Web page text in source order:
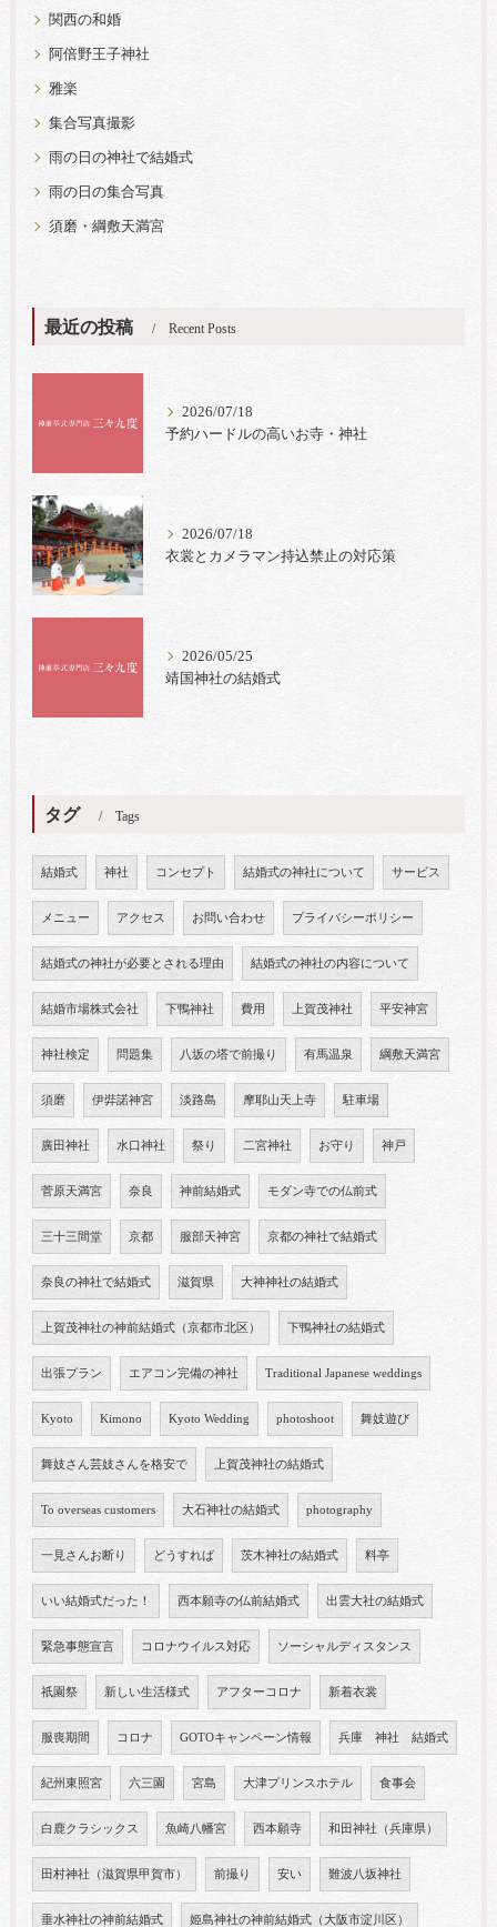
関西の和婚
阿倍野王子神社
雅楽
集合写真撮影
雨の日の神社で結婚式
雨の日の集合写真
須磨・綱敷天満宮
最近の投稿 Recent Posts
2026/07/18
予約ハードルの高いお寺・神社
2026/07/18
衣裳とカメラマン持込禁止の対応策
2026/05/25
靖国神社の結婚式
タグ Tags
結婚式 神社 コンセプト 結婚式の神社について サービス
メニュー アクセス お問い合わせ プライバシーポリシー
結婚式の神社が必要とされる理由 結婚式の神社の内容について
結婚市場株式会社 下鴨神社 費用 上賀茂神社 平安神宮
神社検定 問題集 八坂の塔で前撮り 有馬温泉 綱敷天満宮
須磨 伊弉諾神宮 淡路島 摩耶山天上寺 駐車場
廣田神社 水口神社 祭り 二宮神社 お守り 神戸
菅原天満宮 奈良 神前結婚式 モダン寺での仏前式
三十三間堂 京都 服部天神宮 京都の神社で結婚式
奈良の神社で結婚式 滋賀県 大神神社の結婚式
上賀茂神社の神前結婚式（京都市北区） 下鴨神社の結婚式
出張プラン エアコン完備の神社 Traditional Japanese weddings
Kyoto Kimono Kyoto Wedding photoshoot 舞妓遊び
舞妓さん芸妓さんを格安で 上賀茂神社の結婚式
To overseas customers 大石神社の結婚式 photography
一見さんお断り どうすれば 茨木神社の結婚式 料亭
いい結婚式だった！ 西本願寺の仏前結婚式 出雲大社の結婚式
緊急事態宣言 コロナウイルス対応 ソーシャルディスタンス
祇園祭 新しい生活様式 アフターコロナ 新着衣裳
服喪期間 コロナ GOTOキャンペーン情報 兵庫 神社 結婚式
紀州東照宮 六三園 宮島 大津プリンスホテル 食事会
白鹿クラシックス 魚崎八幡宮 西本願寺 和田神社（兵庫県）
田村神社（滋賀県甲賀市） 前撮り 安い 難波八坂神社
垂水神社の神前結婚式 姫島神社の神前結婚式（大阪市淀川区）